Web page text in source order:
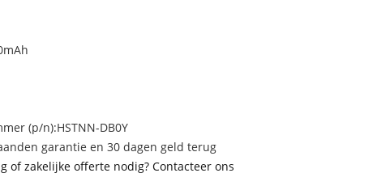
(p/n):HSTNN-DB0Y
garantie en 30 dagen geld terug
of zakelijke offerte nodig? Contacteer ons